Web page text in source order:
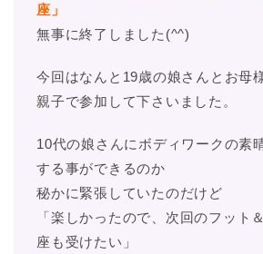
座」
無事に終了しました(^^)
今回はなんと19歳の娘さんとお母
親子で参加して下さいました。
10代の娘さんにボディワークの素
する事ができるのか
秘かに緊張していたのだけど
「楽しかったので、次回のフット
座も受けたい」